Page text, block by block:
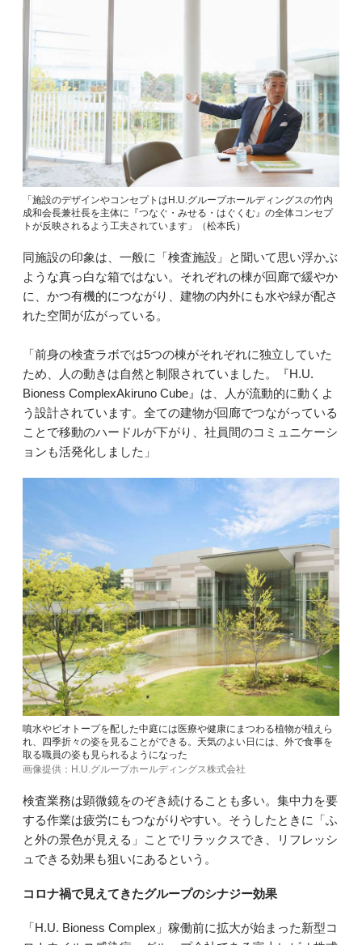
「施設のデザインやコンセプトはH.U.グループホールディングスの竹内
成和会長兼社長を主体に『つなぐ・みせる・はぐくむ』の全体コンセプ
トが反映されるよう工夫されています」（松本氏）
同施設の印象は、一般に「検査施設」と聞いて思い浮かぶ
ような真っ白な箱ではない。それぞれの棟が回廊で緩やか
に、かつ有機的につながり、建物の内外にも水や緑が配さ
れた空間が広がっている。
「前身の検査ラボでは5つの棟がそれぞれに独立していた
ため、人の動きは自然と制限されていました。『H.U.
Bioness ComplexAkiruno Cube』は、人が流動的に動くよ
う設計されています。全ての建物が回廊でつながっている
ことで移動のハードルが下がり、社員間のコミュニケーシ
ョンも活発化しました」
噴水やビオトープを配した中庭には医療や健康にまつわる植物が植えら
れ、四季折々の姿を見ることができる。天気のよい日には、外で食事を
取る職員の姿も見られるようになった
画像提供：H.U.グループホールディングス株式会社
検査業務は顕微鏡をのぞき続けることも多い。集中力を要
する作業は疲労にもつながりやすい。そうしたときに「ふ
と外の景色が見える」ことでリラックスでき、リフレッシ
ュできる効果も狙いにあるという。
コロナ禍で見えてきたグループのシナジー効果
「H.U. Bioness Complex」稼働前に拡大が始まった新型コ